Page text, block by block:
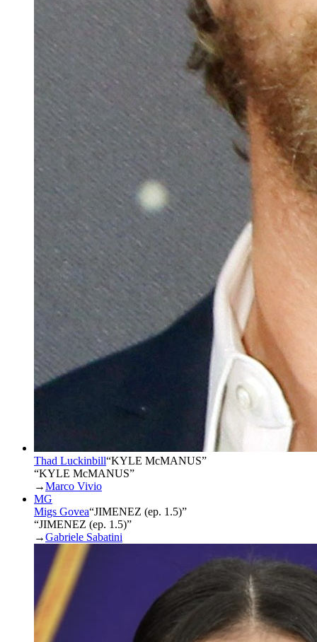
Thad Luckinbill“KYLE McMANUS”
“KYLE McMANUS”
→Marco Vivio
MG
Migs Govea“JIMENEZ (ep. 1.5)”
“JIMENEZ (ep. 1.5)”
→Gabriele Sabatini